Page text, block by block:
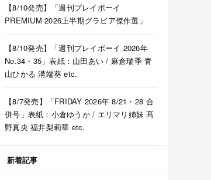
【8/10発売】「週刊プレイボーイ
PREMIUM 2026上半期グラビア傑作選」
【8/10発売】「週刊プレイボーイ 2026年
No.34・35」表紙：山田あい / 麻倉瑞季 青
山ひかる 溝端葵 etc.
【8/7発売】「FRIDAY 2026年 8/21・28 合
併号」表紙：小倉ゆうか / エリマリ姉妹 髙
野真央 福井梨莉華 etc.
新着記事